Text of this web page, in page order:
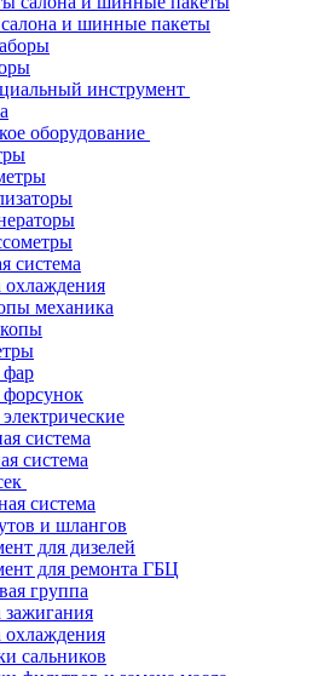
и шинные пакеты
инструмент
оборудование
система
охлаждения
механика
фар
форсунок
система
система
система
и шлангов
для дизелей
для ремонта ГБЦ
группа
охлаждения
сальников